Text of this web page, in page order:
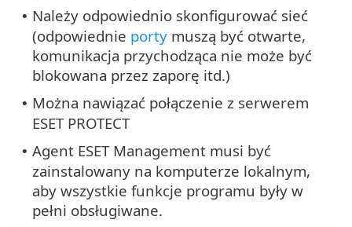
• Należy odpowiednio skonfigurować sieć
(odpowiednie porty muszą być otwarte,
komunikacja przychodząca nie może być
blokowana przez zaporę itd.)
• Można nawiązać połączenie z serwerem
ESET PROTECT
• Agent ESET Management musi być
zainstalowany na komputerze lokalnym,
aby wszystkie funkcje programu były w
pełni obsługiwane.